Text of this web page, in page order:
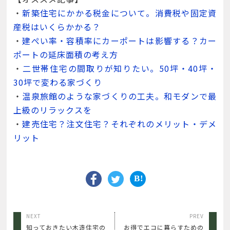
・新築住宅にかかる税金について。消費税や固定資
産税はいくらかかる？
・建ぺい率・容積率にカーポートは影響する？カー
ポートの延床面積の考え方
・ 二世帯住宅の間取りが知りたい。50坪・40坪・
30坪で変わる家づくり
・ 温泉旅館のような家づくりの工夫。和モダンで最
上級のリラックスを
・建売住宅？注文住宅？それぞれのメリット・デメ
リット
NEXT
知っておきたい木造住宅の
PREV
お得でエコに暮らすための